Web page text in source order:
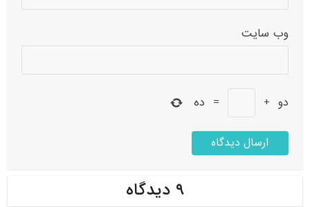
وب‌ سایت
دو +
= ده
۹ دیدگاه